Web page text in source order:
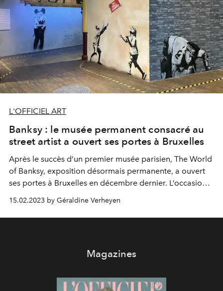
L'OFFICIEL ART
Banksy : le musée permanent consacré au
street artist a ouvert ses portes à Bruxelles
Après le succès d’un premier musée parisien, The World
of Banksy, exposition désormais permanente, a ouvert
ses portes à Bruxelles en décembre dernier. L’occasion
de découvrir quelques 130 œuvres du street artist le
plus populaire au cœur d’un musée lui étant dédié.
15.02.2023 by Géraldine Verheyen
Magazines